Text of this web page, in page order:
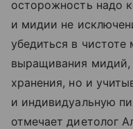
осторожность надо
и мидии не
убедиться в
выращивания мидий,
хранения, но и
и индивидуальную
отмечает диетолог